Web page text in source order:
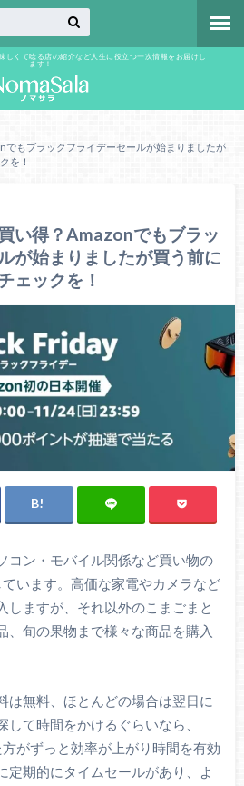
しくて唸る店の紹介など人生に役立つ一次情報をお届けし
ます！
でもブラックフライデーセールが始まりましたが
を！
い得？Amazonでもブラッ
が始まりましたが買う前に
ェックを！
コン・モバイル関係など買い物の
います。高価な家電やカメラなど
しますが、それ以外のこまごまと
、旬の果物まで様々な商品を購入
は無料、ほとんどの場合は翌日に
て時間をかけるぐらいなら、
がずっと効率が上がり時間を有効
定期的にタイムセールがあり、よ